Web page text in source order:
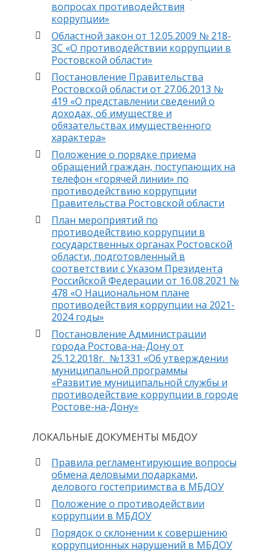
вопросах противодействия
коррупции»
Областной закон от 12.05.2009 № 218-
ЗС «О противодействии коррупции в
Ростовской области»
Постановление Правительства
Ростовской области от 27.06.2013 №
419 «О представлении сведений о
доходах, об имуществе и
обязательствах имущественного
характера»
Положение о порядке приема
обращений граждан, поступающих на
телефон «горячей линии» по
противодействию коррупции
Правительства Ростовской области
План мероприятий по
противодействию коррупции в
государственных органах Ростовской
области, подготовленный в
соответствии с Указом Президента
Российской Федерации от 16.08.2021 №
478 «О Национальном плане
противодействия коррупции на 2021-
2024 годы»
Постановление Администрации
города Ростова-на-Дону от
25.12.2018г. №1331 «Об утверждении
муниципальной программы
«Развитие муниципальной службы и
противодействие коррупции в городе
Ростове-на-Дону»
ЛОКАЛЬНЫЕ ДОКУМЕНТЫ МБДОУ
Правила регламентирующие вопросы
обмена деловыми подарками,
делового гостеприимства в МБДОУ
Положение о противодействии
коррупции в МБДОУ
Порядок о склонении к совершению
коррупционных нарушений в МБДОУ